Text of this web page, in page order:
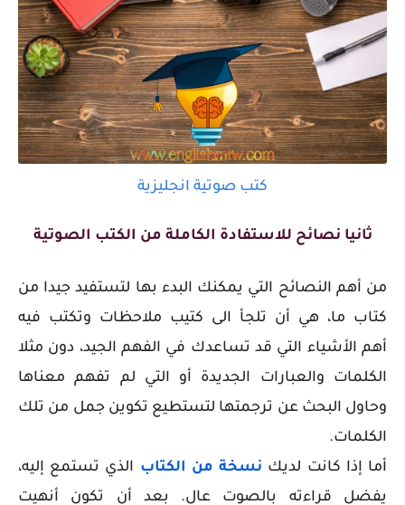
كتب صوتية انجليزية
ثانيا نصائح للاستفادة الكاملة من الكتب الصوتية
من أهم النصائح التي يمكنك البدء بها لتستفيد جيدا من
كتاب ما، هي أن تلجأ الى كتيب ملاحظات وتكتب فيه
أهم الأشياء التي قد تساعدك في الفهم الجيد، دون مثلا
الكلمات والعبارات الجديدة أو التي لم تفهم معناها
وحاول البحث عن ترجمتها لتستطيع تكوين جمل من تلك
الكلمات.
أما إذا كانت لديك نسخة من الكتاب الذي تستمع إليه،
يفضل قراءته بالصوت عال. بعد أن تكون أنهيت